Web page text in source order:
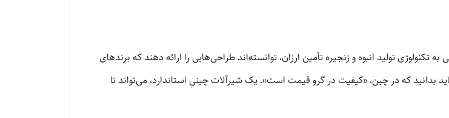
تکنولوژی تولید انبوه و زنجیره تأمین ارزان، توانسته‌اند طراحی‌هایی را ارائه دهند که برندهای
بدانید که در چین، «کیفیت در گرو قیمت است». یک شیرآلات چینیِ استاندارد، می‌تواند تا